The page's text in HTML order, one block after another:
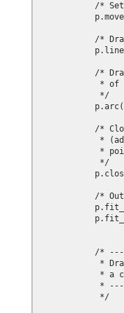
/*
/*
/*
* of
             */
/*
*
*
             */
/*
/*
*
* a
*
             */